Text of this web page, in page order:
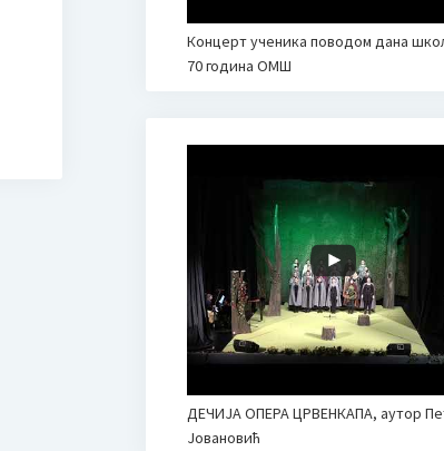
Концерт ученика поводом дана
70 година ОМШ
ДЕЧИЈА ОПЕРА ЦРВЕНКАПА, аутор
Јовановић